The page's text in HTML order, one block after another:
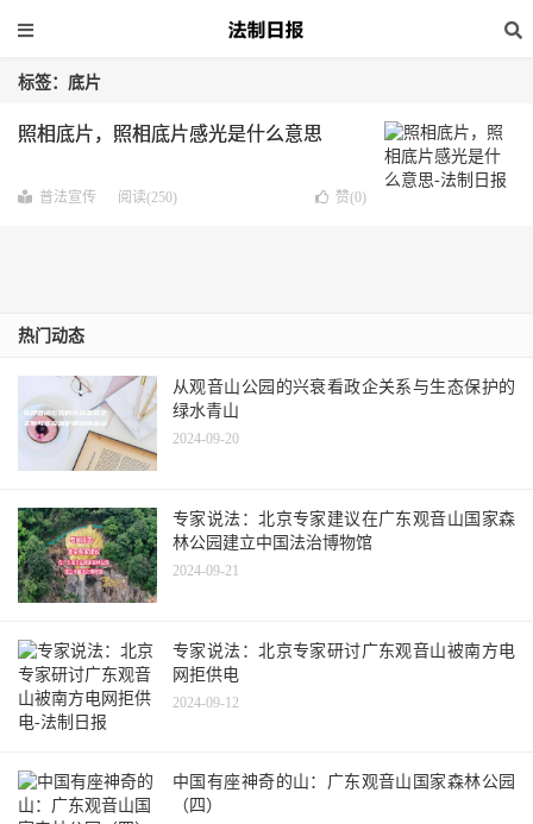
标签：底片
照相底片，照相底片感光是什么意思
普法宣传 阅读(250) 赞(0)
热门动态
从观音山公园的兴衰看政企关系与生态保护的
绿水青山
2024-09-20
专家说法：北京专家建议在广东观音山国家森
林公园建立中国法治博物馆
2024-09-21
专家说法：北京专家研讨广东观音山被南方电
网拒供电
2024-09-12
中国有座神奇的山：广东观音山国家森林公园
（四）